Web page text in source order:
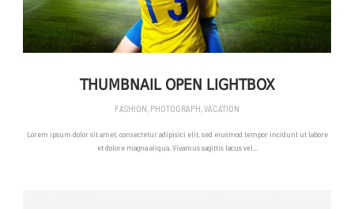
THUMBNAIL OPEN LIGHTBOX
FASHION, PHOTOGRAPH,VACATION
Lorem ipsum dolor sit amet, consectetur adipisici elit, sed eiusmod tempor incidunt ut labore
et dolore magna aliqua. Vivamus sagittis lacus vel...